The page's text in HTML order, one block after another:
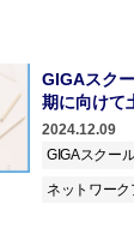
GIGAスク
期に向けて
クアセスメ
トを解説！
2024.12.09
GIGAスクー
ネットワー